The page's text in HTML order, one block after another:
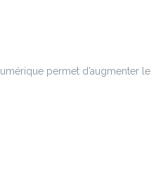
permet d’augmenter le